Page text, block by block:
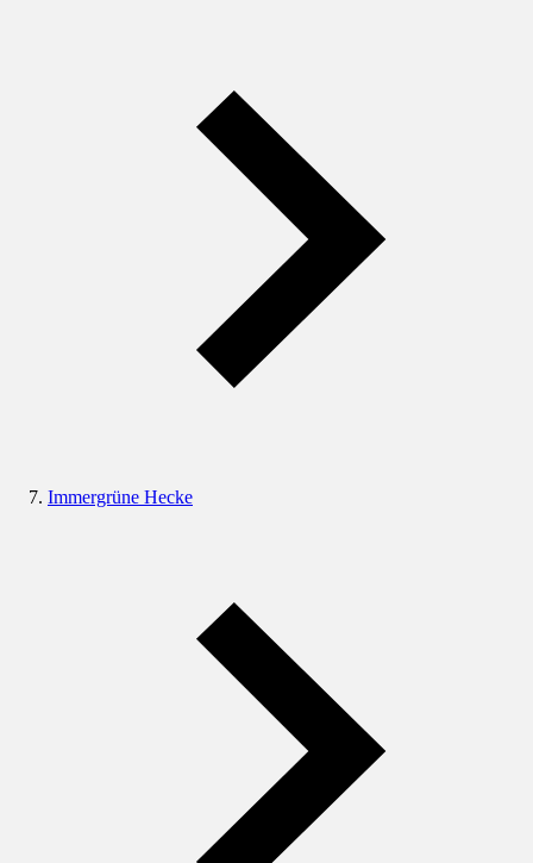
Immergrüne Hecke